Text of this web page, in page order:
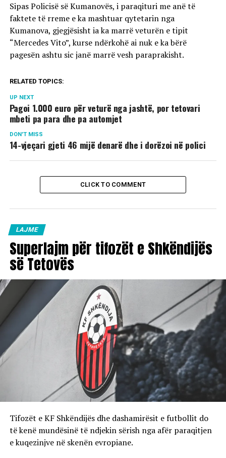
Sipas Policisë së Kumanovës, i paraqituri me anë të
faktete të rreme e ka mashtuar qytetarin nga
Kumanova, gjegjësisht ia ka marrë veturën e tipit
“Mercedes Vito”, kurse ndërkohë ai nuk e ka bërë
pagesën ashtu sic janë marrë vesh paraprakisht.
RELATED TOPICS:
UP NEXT
Pagoi 1.000 euro për veturë nga jashtë, por tetovari
mbeti pa para dhe pa automjet
DON'T MISS
14-vjeçari gjeti 46 mijë denarë dhe i dorëzoi në polici
CLICK TO COMMENT
LAJME
Superlajm për tifozët e Shkëndijës
së Tetovës
Tifozët e KF Shkëndijës dhe dashamirësit e futbollit do
të kenë mundësinë të ndjekin sërish nga afër paraqitjen
e kuqezinjve në skenën evropiane.